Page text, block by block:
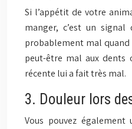
Si l’appétit de votre
manger, c’est un signal
probablement mal
peut-être mal aux dents
récente lui a fait très mal.
3. Douleur lors
Vous pouvez